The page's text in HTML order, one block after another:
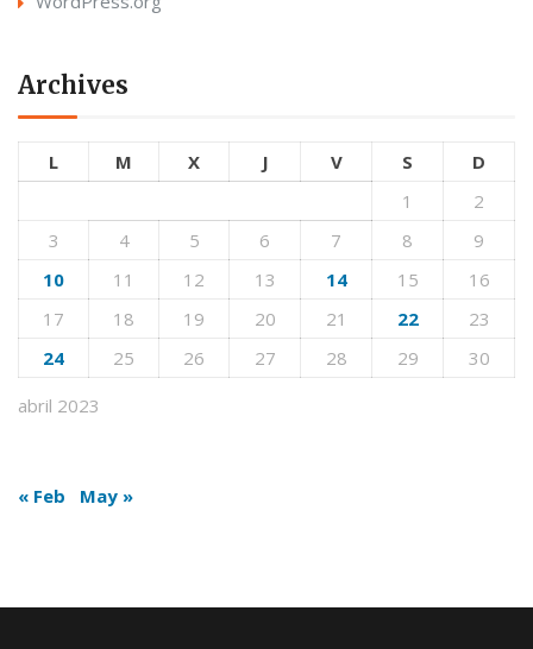
Archives
abril 2023
L M X J V S
D
1
2
3
4 5 6 7 8
9
10
11 12 13 14 15
16
17
18 19 20 21 22
23
24
25 26 27 28 29 30
« Feb May »